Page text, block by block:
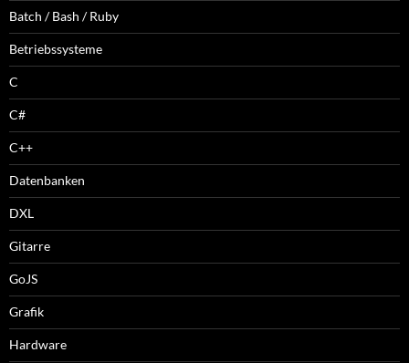
Batch / Bash / Ruby
Betriebssysteme
C
C#
C++
Datenbanken
DXL
Gitarre
GoJS
Grafik
Hardware